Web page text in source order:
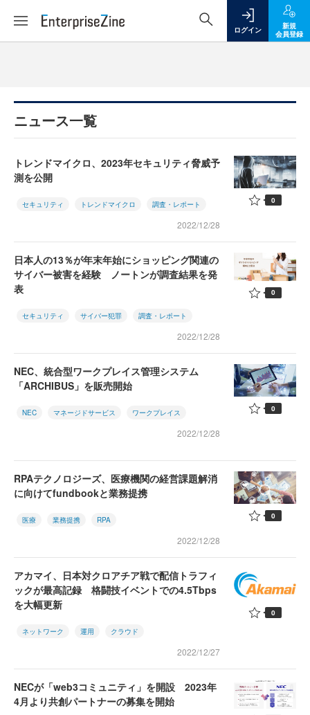
ログイン
新規
会員登録
ニュース一覧
トレンドマイクロ、2023年セキュリティ脅威予
測を公開
セキュリティ トレンドマイクロ 調査・レポート
2022/12/28
0
日本人の13％が年末年始にショッピング関連の
サイバー被害を経験 ノートンが調査結果を発
表
セキュリティ サイバー犯罪 調査・レポート
2022/12/28
0
NEC、統合型ワークプレイス管理システム
「ARCHIBUS」を販売開始
NEC マネージドサービス ワークプレイス
2022/12/28
0
RPAテクノロジーズ、医療機関の経営課題解消
に向けてfundbookと業務提携
医療 業務提携 RPA
2022/12/28
0
アカマイ、日本対クロアチア戦で配信トラフィ
ックが最高記録 格闘技イベントでの4.5Tbps
を大幅更新
ネットワーク 運用 クラウド
2022/12/27
0
NECが「web3コミュニティ」を開設 2023年
4月より共創パートナーの募集を開始